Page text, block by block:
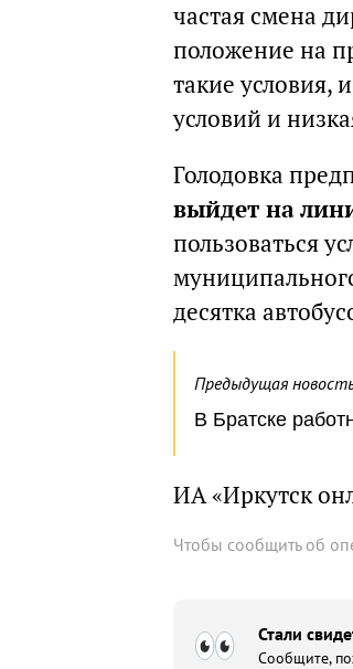
частая смена
положение на
такие условия,
условий и
Голодовка
выйдет на
пользоваться
десятка
Предыдущая
В Братске
ИА «Иркутск
Чтобы сообщить об
Стали
Сообщите,